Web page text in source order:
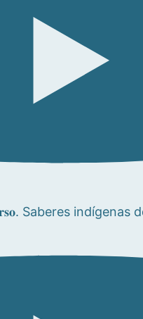
Saberes indígenas